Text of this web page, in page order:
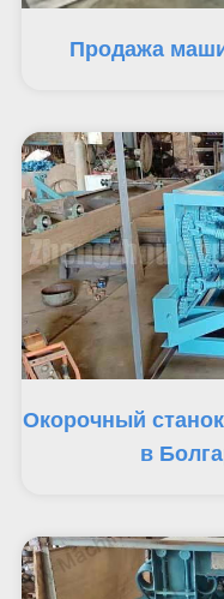
Продажа
Окорочный
в